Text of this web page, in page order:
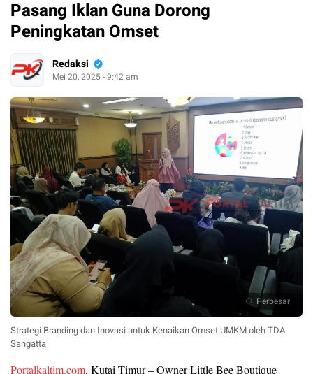
Pasang Iklan Guna Dorong
Peningkatan Omset
Redaksi
Mei 20, 2025 - 9:42 am
Perbesar
Strategi Branding dan Inovasi untuk Kenaikan Omset UMKM oleh TDA
Sangatta
Portalkaltim.com, Kutai Timur – Owner Little Bee Boutique